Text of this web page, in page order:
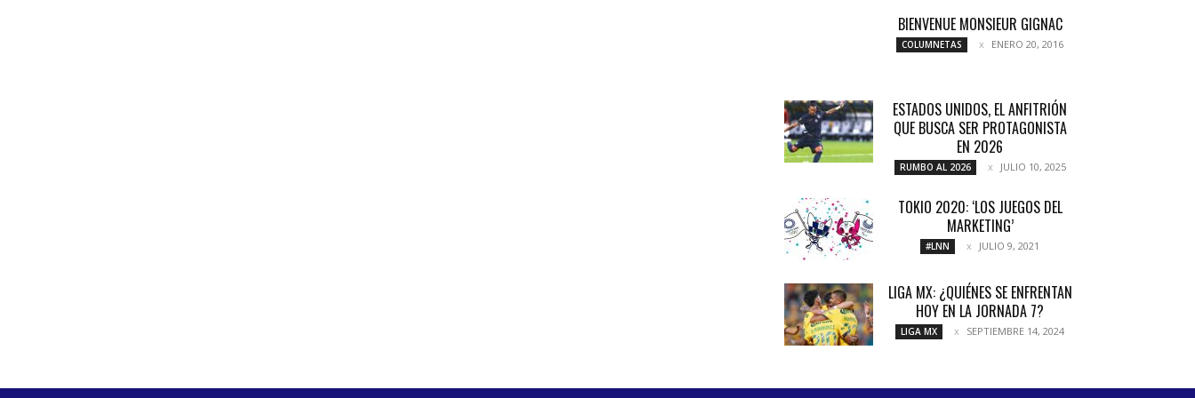
BIENVENUE MONSIEUR GIGNAC
COLUMNETAS ENERO 20, 2016
ESTADOS UNIDOS, EL ANFITRIÓN
QUE BUSCA SER PROTAGONISTA
EN 2026
RUMBO AL 2026 JULIO 10, 2025
TOKIO 2020: ‘LOS JUEGOS DEL
MARKETING’
#LNN JULIO 9, 2021
LIGA MX: ¿QUIÉNES SE ENFRENTAN
HOY EN LA JORNADA 7?
LIGA MX SEPTIEMBRE 14, 2024